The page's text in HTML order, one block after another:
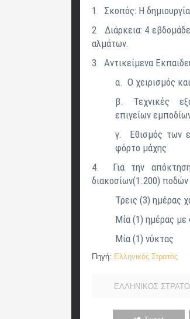
1. Σκοπός: Η
2. Διάρκεια: 4
αλμάτων.
3. Αντικείμενα
α. Ο χειρισμός
β. Τεχνικές
επιγείων
γ. Εθισμός των
φόρτο μάχης.
4. Για την απόκτηση
διακοσίων(1.200)
Τρεις (3) ημέρας
Μία (1) ημέρας με
Μία (1) νύκτας
Πηγή: Ελληνικός Στρατός
ΕΛΛΗΝΙΚΟΣ